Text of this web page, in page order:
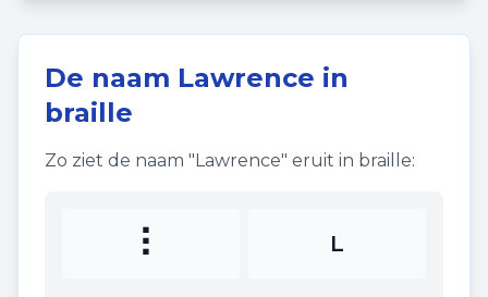
De naam Lawrence in
braille
Zo ziet de naam "Lawrence" eruit in braille:
⠇ L